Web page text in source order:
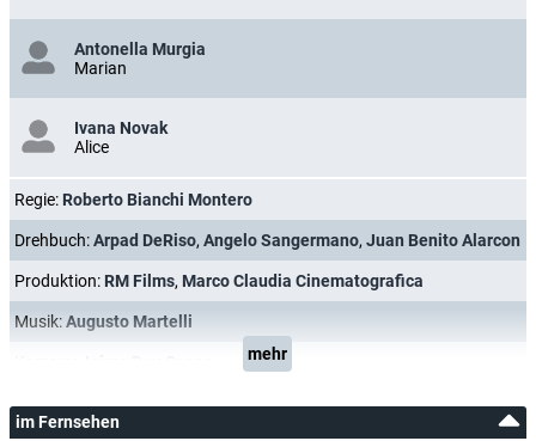
Antonella Murgia
Marian
Ivana Novak
Alice
Regie: Roberto Bianchi Montero
Drehbuch:Arpad DeRiso, Angelo Sangermano, Juan Benito Alarcon
Produktion: RM Films, Marco Claudia Cinematografica
Musik:Augusto Martelli
mehr
im Fernsehen